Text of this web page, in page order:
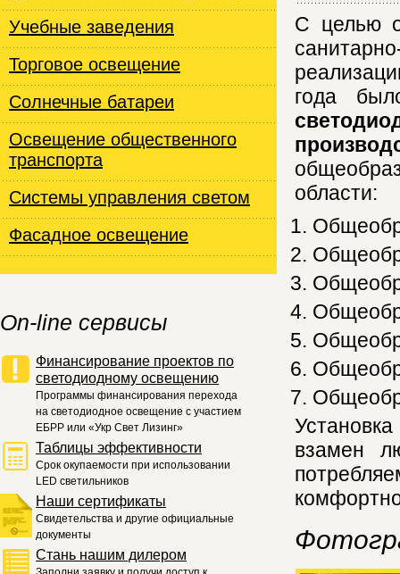
Учебные заведения
Торговое освещение
Cолнечные батареи
Освещение общественного
транспорта
Системы управления светом
Фасадное освещение
On-line сервисы
Финансирование проектов по
светодиодному освещению
Программы финансирования перехода
на светодиодное освещение с участием
ЕБРР или «Укр Свет Лизинг»
Таблицы эффективности
Срок окупаемости при использовании
LED светильников
Наши сертификаты
Свидетельства и другие официальные
документы
Стань нашим дилером
С целью
года
области:
взамен